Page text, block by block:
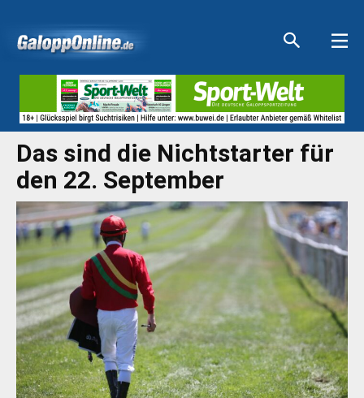
Das sind die Nichtstarter für
den 22. September